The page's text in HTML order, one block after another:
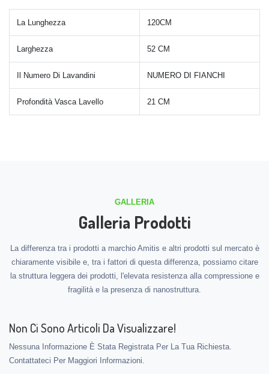
La Lunghezza 120CM
Larghezza 52 CM
Il Numero Di Lavandini NUMERO DI FIANCHI
Profondità Vasca Lavello 21 CM
GALLERIA
Galleria Prodotti
La differenza tra i prodotti a marchio Amitis e altri prodotti sul mercato è
chiaramente visibile e, tra i fattori di questa differenza, possiamo citare
la struttura leggera dei prodotti, l'elevata resistenza alla compressione e
fragilità e la presenza di nanostruttura.
Non Ci Sono Articoli Da Visualizzare!
Nessuna Informazione È Stata Registrata Per La Tua Richiesta.
Contattateci Per Maggiori Informazioni.